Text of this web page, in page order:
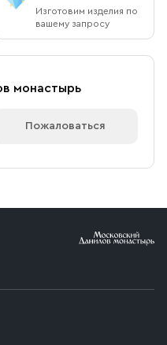
Изготовим изделия по
вашему запросу
монастырь
Пожаловаться